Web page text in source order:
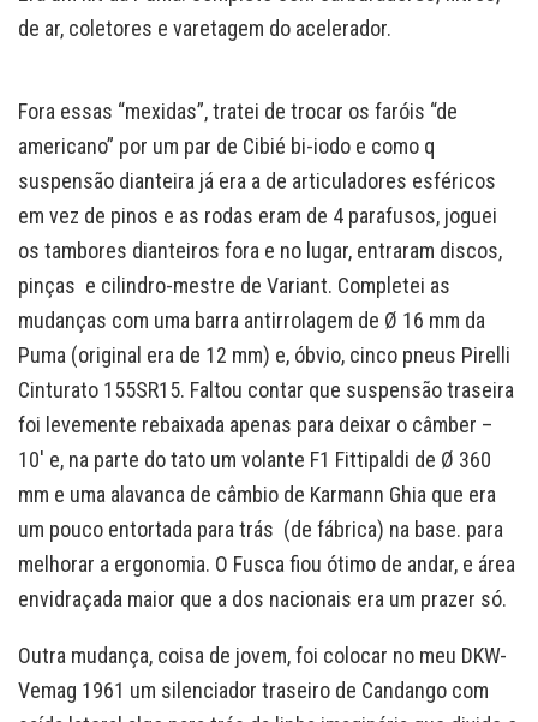
de ar, coletores e varetagem do acelerador.
Fora essas “mexidas”, tratei de trocar os faróis “de
americano” por um par de Cibié bi-iodo e como q
suspensão dianteira já era a de articuladores esféricos
em vez de pinos e as rodas eram de 4 parafusos, joguei
os tambores dianteiros fora e no lugar, entraram discos,
pinças e cilindro-mestre de Variant. Completei as
mudanças com uma barra antirrolagem de Ø 16 mm da
Puma (original era de 12 mm) e, óbvio, cinco pneus Pirelli
Cinturato 155SR15. Faltou contar que suspensão traseira
foi levemente rebaixada apenas para deixar o câmber –
10′ e, na parte do tato um volante F1 Fittipaldi de Ø 360
mm e uma alavanca de câmbio de Karmann Ghia que era
um pouco entortada para trás (de fábrica) na base. para
melhorar a ergonomia. O Fusca fiou ótimo de andar, e área
envidraçada maior que a dos nacionais era um prazer só.
Outra mudança, coisa de jovem, foi colocar no meu DKW-
Vemag 1961 um silenciador traseiro de Candango com